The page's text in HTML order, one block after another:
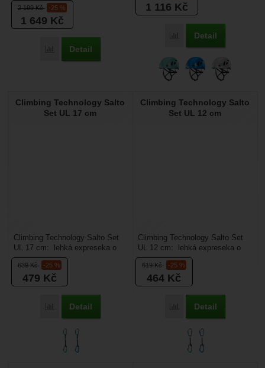
2 199Kč -25 %
1 649 Kč
Přidat 'Climbing Technology Avista' k porovnání
Detail
1 116 Kč
Přidat 'Climbing
Detail
Climbing Technology Salto
Set UL 17 cm
639Kč -25 %
479 Kč
Přidat 'Climbing Technology Salto Set UL 17 cm' k porovnání
Detail
Climbing Technology Salto Set
UL 17 cm: lehká expreseka o
délce 17 cm. Karabiny mají
zámek typu key...
Climbing Technology Salto
Set UL 12 cm
619Kč -25 %
464 Kč
Přidat 'Climbing
Detail
Climbing Technology Salto Set
UL 12 cm: lehká expreseka o
délce 12 cm. Karabiny mají
zámek typu key...